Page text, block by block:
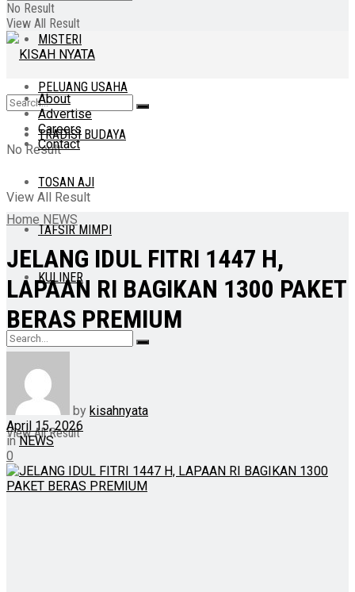
MISTERI
PELUANG USAHA
TRADISI BUDAYA
TOSAN AJI
TAFSIR MIMPI
KULINER
No Result
View All Result
No Result
View All Result
No Result
View All Result
About
Advertise
Careers
Contact
Home NEWS
JELANG IDUL FITRI 1447 H,
LAPAAN RI BAGIKAN 1300 PAKET
BERAS PREMIUM
by kisahnyata
April 15, 2026
in NEWS
0